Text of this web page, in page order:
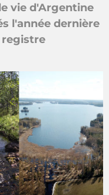
vie d'Argentine
l'année dernière
registre